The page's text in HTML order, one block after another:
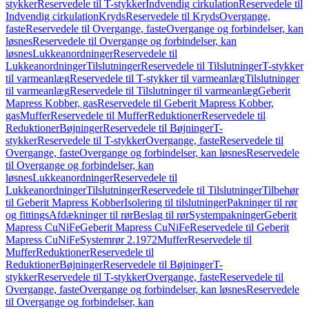
stykkerReservedele til T-stykkerIndvendig cirkulationReservedele til
Indvendig cirkulationKrydsReservedele til KrydsOvergange,
fasteReservedele til Overgange, fasteOvergange og forbindelser, kan
løsnesReservedele til Overgange og forbindelser, kan
løsnesLukkeanordningerReservedele til
LukkeanordningerTilslutningerReservedele til TilslutningerT-stykker
til varmeanlægReservedele til T-stykker til varmeanlægTilslutninger
til varmeanlægReservedele til Tilslutninger til varmeanlægGeberit
Mapress Kobber, gasReservedele til Geberit Mapress Kobber,
gasMufferReservedele til MufferReduktionerReservedele til
ReduktionerBøjningerReservedele til BøjningerT-
stykkerReservedele til T-stykkerOvergange, fasteReservedele til
Overgange, fasteOvergange og forbindelser, kan løsnesReservedele
til Overgange og forbindelser, kan
løsnesLukkeanordningerReservedele til
LukkeanordningerTilslutningerReservedele til TilslutningerTilbehør
til Geberit Mapress KobberIsolering til tilslutningerPakninger til rør
og fittingsAfdækninger til rørBeslag til rørSystempakningerGeberit
Mapress CuNiFeGeberit Mapress CuNiFeReservedele til Geberit
Mapress CuNiFeSystemrør 2.1972MufferReservedele til
MufferReduktionerReservedele til
ReduktionerBøjningerReservedele til BøjningerT-
stykkerReservedele til T-stykkerOvergange, fasteReservedele til
Overgange, fasteOvergange og forbindelser, kan løsnesReservedele
til Overgange og forbindelser, kan